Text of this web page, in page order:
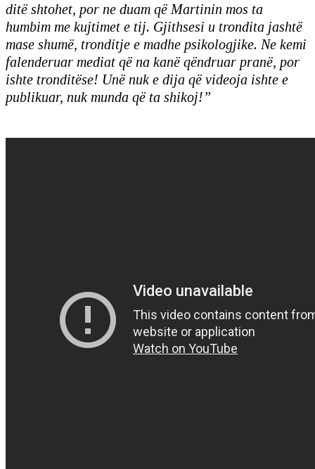
ditë shtohet, por ne duam që Martinin mos ta
humbim me kujtimet e tij. Gjithsesi u trondita jashtë
mase shumë, tronditje e madhe psikologjike. Ne kemi
falenderuar mediat që na kanë qëndruar pranë, por
ishte tronditëse! Unë nuk e dija që videoja ishte e
publikuar, nuk munda që ta shikoj!”